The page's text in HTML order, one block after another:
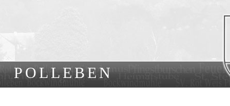
POLLEBEN